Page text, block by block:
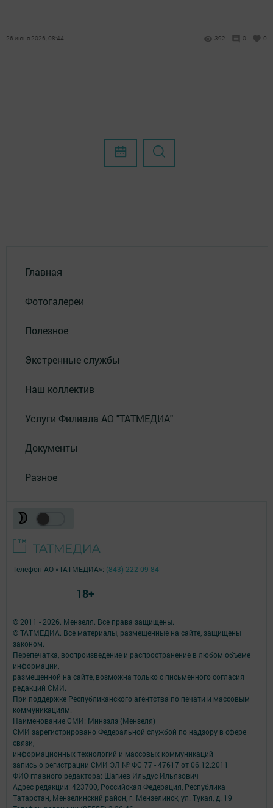
26 июня 2026, 08:44 392 0 0
Главная
Фотогалереи
Полезное
Экстренные службы
Наш коллектив
Услуги Филиала АО "ТАТМЕДИА"
Документы
Разное
© 2011 - 2026. Мензеля. Все права защищены.
© ТАТМЕДИА. Все материалы, размещенные на сайте, защищены
законом.
Перепечатка, воспроизведение и распространение в любом объеме
информации,
размещенной на сайте, возможна только с письменного согласия
редакций СМИ.
При поддержке Республиканского агентства по печати и массовым
коммуникациям.
Наименование СМИ: Минзэлэ (Мензеля)
СМИ зарегистрировано Федеральной службой по надзору в сфере
связи,
информационных технологий и массовых коммуникаций
запись о регистрации СМИ ЭЛ № ФС 77 - 47617 от 06.12.2011
ФИО главного редактора: Шагиев Ильдус Ильязович
Адрес редакции: 423700, Российская Федерация, Республика
Татарстан, Мензелинский район, г. Мензелинск, ул. Тукая, д. 19
Телефон АО «ТАТМЕДИА»: (843) 222 09 84
18+